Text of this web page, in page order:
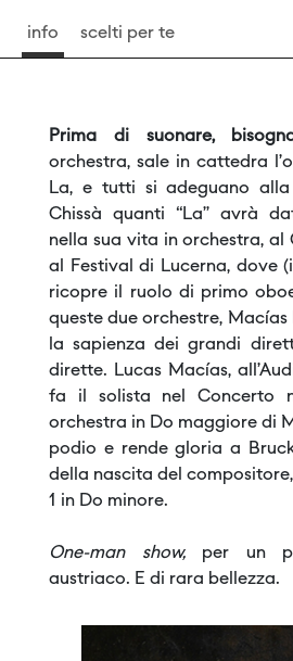
info scelti per te
Prima di suonare,
orchestra, sale in cattedra
La, e tutti si adeguano alla
Chissà quanti “La” avrà
nella sua vita in orchestra, al
al Festival di Lucerna, dove
ricopre il ruolo di primo
queste due orchestre,
la sapienza dei grandi
dirette. Lucas Macías,
fa il solista nel Concerto
orchestra in Do maggiore di
podio e rende gloria a
della nascita del
1 in Do minore.
One-man show, per un
austriaco. E di rara bellezza.